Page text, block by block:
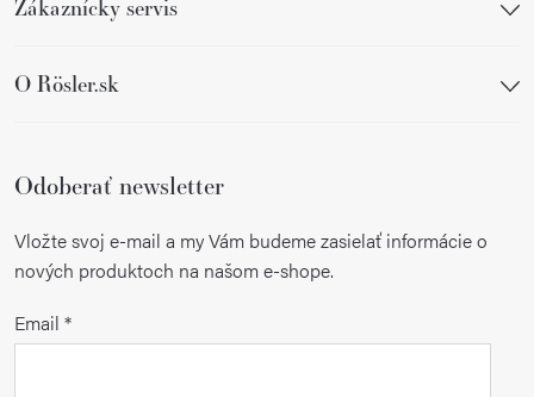
Zákaznícky servis
O Rösler.sk
Odoberať newsletter
Vložte svoj e-mail a my Vám budeme zasielať informácie o
nových produktoch na našom e-shope.
Email